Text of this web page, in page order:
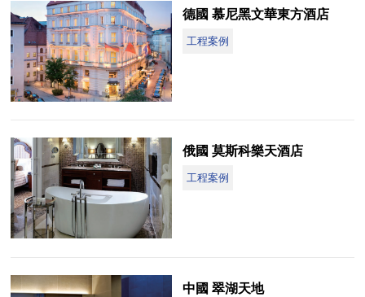
德國 慕尼黑文華東方酒店
工程案例
俄國 莫斯科樂天酒店
工程案例
中國 翠湖天地